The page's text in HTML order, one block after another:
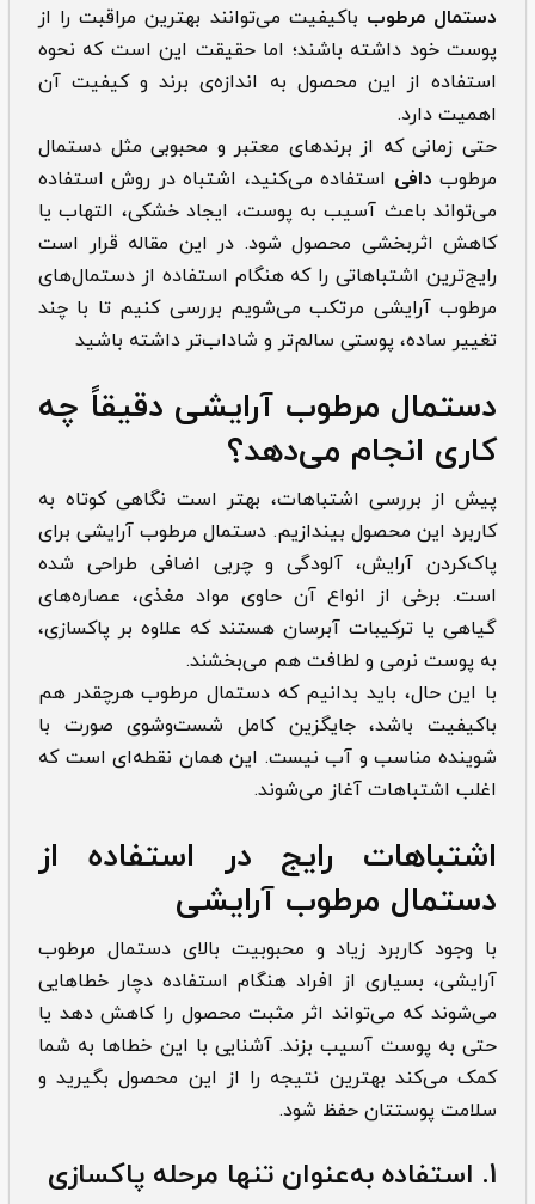
دستمال مرطوب باکیفیت می‌توانند بهترین مراقبت را از
پوست خود داشته باشند؛ اما حقیقت این است که نحوه
استفاده از این محصول به اندازه‌ی برند و کیفیت آن
اهمیت دارد.
حتی زمانی که از برندهای معتبر و محبوبی مثل دستمال
مرطوب دافی استفاده می‌کنید، اشتباه در روش استفاده
می‌تواند باعث آسیب به پوست، ایجاد خشکی، التهاب یا
کاهش اثربخشی محصول شود. در این مقاله قرار است
رایج‌ترین اشتباهاتی را که هنگام استفاده از دستمال‌های
مرطوب آرایشی مرتکب می‌شویم بررسی کنیم تا با چند
تغییر ساده، پوستی سالم‌تر و شاداب‌تر داشته باشید
دستمال مرطوب آرایشی دقیقاً چه
کاری انجام می‌دهد؟
پیش از بررسی اشتباهات، بهتر است نگاهی کوتاه به
کاربرد این محصول بیندازیم. دستمال مرطوب آرایشی برای
پاک‌کردن آرایش، آلودگی و چربی اضافی طراحی شده
است. برخی از انواع آن حاوی مواد مغذی، عصاره‌های
گیاهی یا ترکیبات آبرسان هستند که علاوه بر پاکسازی،
به پوست نرمی و لطافت هم می‌بخشند.
با این حال، باید بدانیم که دستمال مرطوب هرچقدر هم
باکیفیت باشد، جایگزین کامل شست‌وشوی صورت با
شوینده مناسب و آب نیست. این همان نقطه‌ای است که
اغلب اشتباهات آغاز می‌شوند.
اشتباهات رایج در استفاده از
دستمال مرطوب آرایشی
با وجود کاربرد زیاد و محبوبیت بالای دستمال مرطوب
آرایشی، بسیاری از افراد هنگام استفاده دچار خطاهایی
می‌شوند که می‌تواند اثر مثبت محصول را کاهش دهد یا
حتی به پوست آسیب بزند. آشنایی با این خطاها به شما
کمک می‌کند بهترین نتیجه را از این محصول بگیرید و
سلامت پوستتان حفظ شود.
1. استفاده به‌عنوان تنها مرحله پاکسازی